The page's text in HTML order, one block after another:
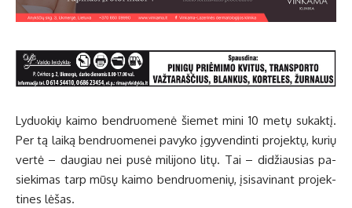
Ly­duo­kių kai­mo ben­druo­me­nė šie­me­t mi­ni 10 me­tų su­kak­tį.
Per tą lai­ką ben­druo­me­nei pa­vy­ko įgy­ven­din­ti pro­jek­tų, ku­rių
ver­tė – dau­giau nei pu­sė mi­li­jo­no li­tų. Tai – di­džiau­sias pa­
sie­ki­mas tarp mū­sų kai­mo ben­druo­me­nių, įsi­sa­vi­nant pro­jek­
ti­nes lė­šas.